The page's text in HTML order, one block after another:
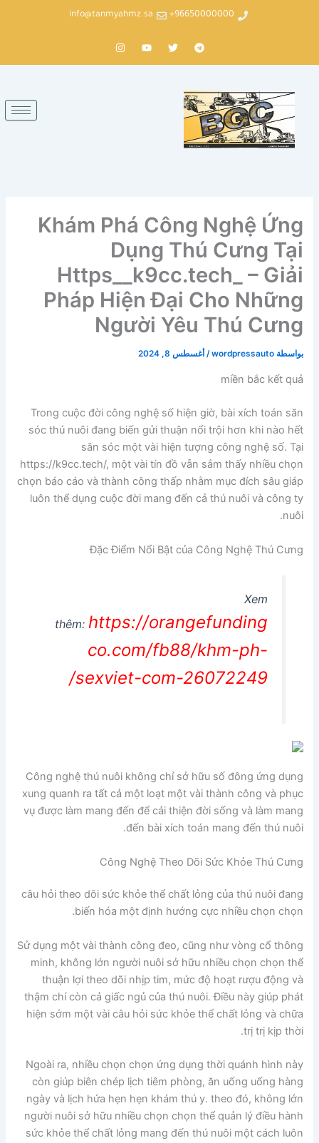
96650000000+
info@tanmyahmz.sa
T
e
r
a
m
T
w
Y
o
I
n
Khám Phá Công Nghệ Ứng
Dụng Thú Cưng Tại
Https__k9cc.tech_ – Giải
Pháp Hiện Đại Cho Những
Người Yêu Thú Cưng
بواسطة wordpressauto
/ أغسطس 8, 2024
miền bắc kết quả
Trong cuộc đời công nghệ số hiện giờ, bài xích toán săn
sóc thú nuôi đang biến gửi thuận nổi trội hơn khi nào hết
săn sóc một vài hiện tượng công nghệ số. Tại
https://k9cc.tech/, một vài tín đồ vẫn sắm thấy nhiều chọn
chọn báo cáo và thành công thấp nhằm mục đích sâu giáp
luôn thể dụng cuộc đời mang đến cả thú nuôi và công ty
nuôi.
Đặc Điểm Nổi Bật của Công Nghệ Thú Cưng
Xem
thêm: https://orangefunding
co.com/fb88/khm-ph-
sexviet-com-26072249/
Công nghệ thú nuôi không chỉ sở hữu số đông ứng dụng
xung quanh ra tất cả một loạt một vài thành công và phục
vụ được làm mang đến để cải thiện đời sống và làm mang
đến bài xích toán mang đến thú nuôi.
Công Nghệ Theo Dõi Sức Khỏe Thú Cưng
câu hỏi theo dõi sức khỏe thể chất lỏng của thú nuôi đang
biến hóa một định hướng cực nhiều chọn chọn.
Sử dụng một vài thành công đeo, cũng như vòng cổ thông
minh, không lớn người nuôi sở hữu nhiều chọn chọn thể
thuận lợi theo dõi nhịp tim, mức độ hoạt rượu động và
thậm chí còn cả giấc ngủ của thú nuôi. Điều này giúp phát
hiện sớm một vài câu hỏi sức khỏe thể chất lỏng và chữa
trị trị kịp thời.
Ngoài ra, nhiều chọn chọn ứng dụng thời quánh hình này
còn giúp biên chép lịch tiêm phòng, ăn uống uống hàng
ngày và lịch hứa hẹn hẹn khám thú y. theo đó, không lớn
người nuôi sở hữu nhiều chọn chọn thể quản lý điều hành
sức khỏe thể chất lỏng mang đến thú nuôi một cách luôn